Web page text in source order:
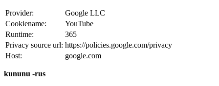
Provider:
Google LLC
Cookiename:
YouTube
Runtime:
365
Privacy source url: https://policies.google.com/privacy
Host:
google.com
kununu -rus